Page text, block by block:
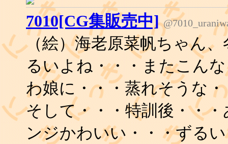
7010[CG集販売中]
（絵）海老原菜帆ちゃん
るいよね・・・またこん
わ娘に・・・蒸れそうな
そして・・・特訓後・・
ンジかわいい・・・ずる